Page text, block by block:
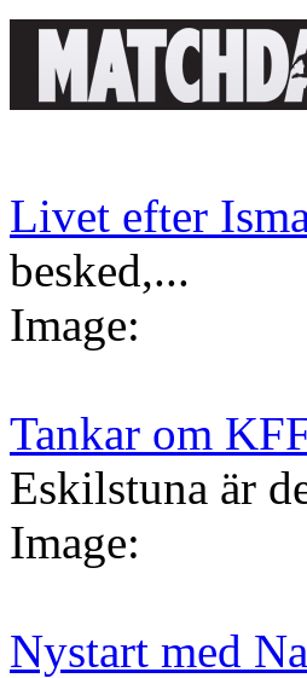
Livet efter
besked,...
Image:
Tankar om
Eskilstuna är
Image:
Nystart med